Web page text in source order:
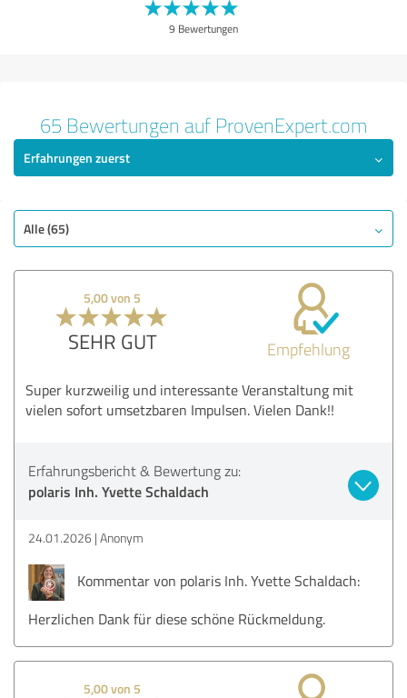
9 Bewertungen
65 Bewertungen auf ProvenExpert.com
Erfahrungen zuerst
Alle (65)
5,00 von 5
SEHR GUT Empfehlung
Super kurzweilig und interessante Veranstaltung mit
vielen sofort umsetzbaren Impulsen. Vielen Dank!!
Erfahrungsbericht & Bewertung zu:
polaris Inh. Yvette Schaldach
24.01.2026 Anonym
Kommentar von polaris Inh. Yvette Schaldach:
Herzlichen Dank für diese schöne Rückmeldung.
5,00 von 5